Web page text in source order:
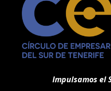
Impulsamos el